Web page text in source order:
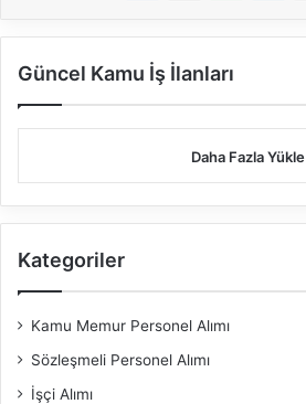
Güncel Kamu İş İlanları
Daha Fazla Yükle
Kategoriler
Kamu Memur Personel Alımı
Sözleşmeli Personel Alımı
İşçi Alımı